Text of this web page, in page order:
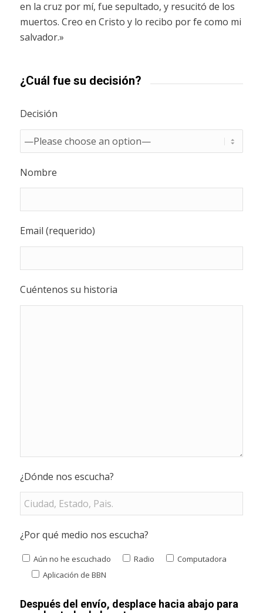
en la cruz por mí, fue sepultado, y resucitó de los
muertos. Creo en Cristo y lo recibo por fe como mi
salvador.»
¿Cuál fue su decisión?
Decisión
Nombre
Email (requerido)
Cuéntenos su historia
¿Dónde nos escucha?
¿Por qué medio nos escucha?
Aún no he escuchado Radio
Computadora
Aplicación de BBN
Después del envío, desplace hacia abajo para